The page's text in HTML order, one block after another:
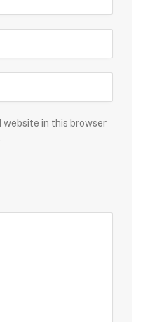
website in this browser